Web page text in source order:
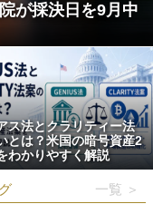
が採決日を9月中
ス法とクラリティー法
とは？米国の暗号資産2
わかりやすく解説
一覧 ＞